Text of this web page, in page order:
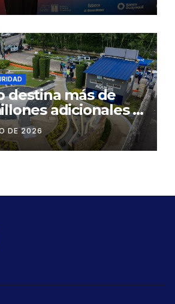
destina más de
adicionales a
para fortalecer la
ciudadana
DE 2026